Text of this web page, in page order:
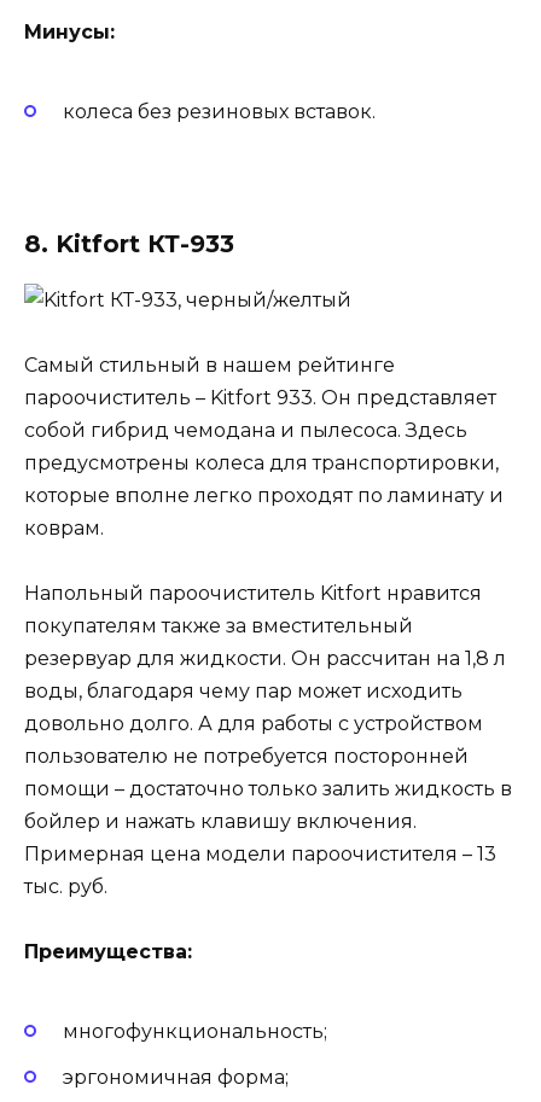
Минусы:
колеса без резиновых вставок.
8. Kitfort КТ-933
Самый стильный в нашем рейтинге
пароочиститель – Kitfort 933. Он представляет
собой гибрид чемодана и пылесоса. Здесь
предусмотрены колеса для транспортировки,
которые вполне легко проходят по ламинату и
коврам.
Напольный пароочиститель Kitfort нравится
покупателям также за вместительный
резервуар для жидкости. Он рассчитан на 1,8 л
воды, благодаря чему пар может исходить
довольно долго. А для работы с устройством
пользователю не потребуется посторонней
помощи – достаточно только залить жидкость в
бойлер и нажать клавишу включения.
Примерная цена модели пароочистителя – 13
тыс. руб.
Преимущества:
многофункциональность;
эргономичная форма;